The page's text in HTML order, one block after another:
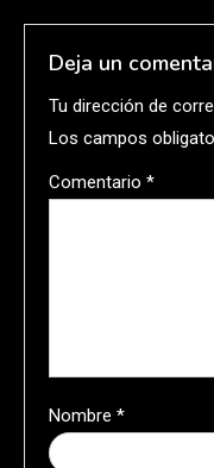
Deja un
Tu dirección de
Los campos
Comentario *
Nombre *